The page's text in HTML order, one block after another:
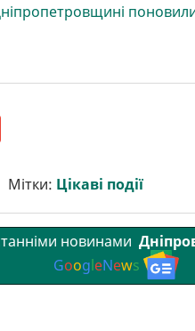
поновили
Мітки: Цікаві події
новинами
GoogleNews